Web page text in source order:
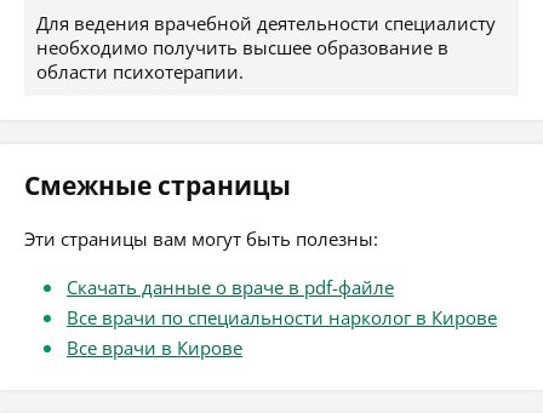
Для ведения врачебной деятельности специалисту
необходимо получить высшее образование в
области психотерапии.
Смежные страницы
Эти страницы вам могут быть полезны:
Скачать данные о враче в pdf-файле
Все врачи по специальности нарколог в Кирове
Все врачи в Кирове